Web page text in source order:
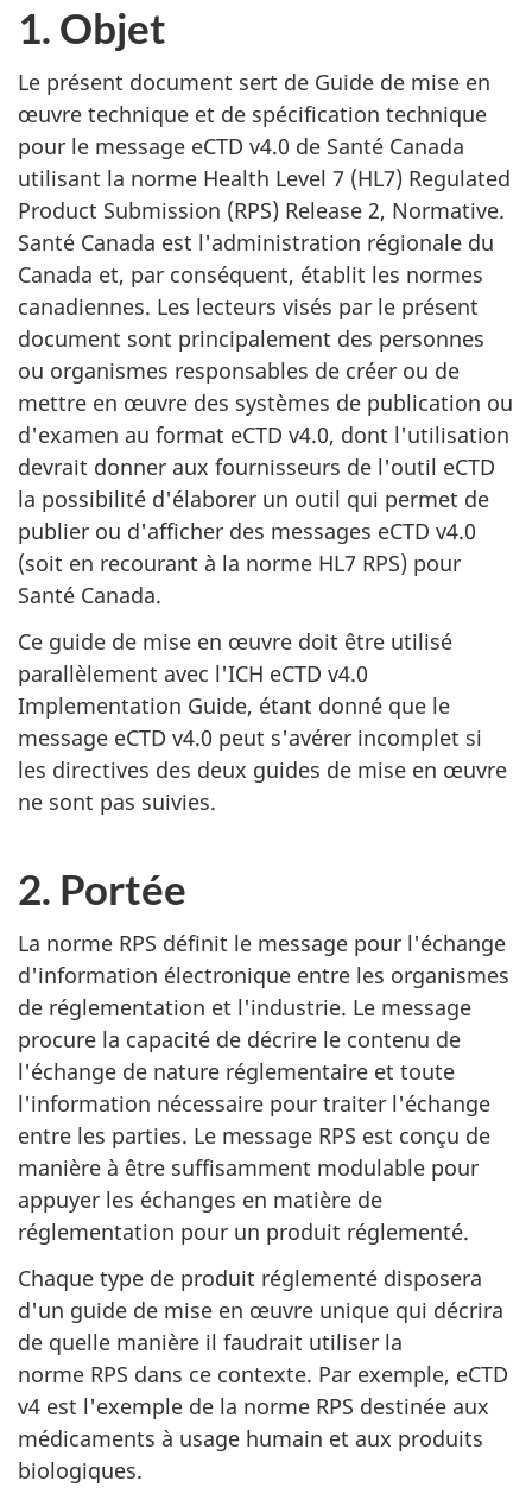
1. Objet
Le présent document sert de Guide de mise en
œuvre technique et de spécification technique
pour le message eCTD v4.0 de Santé Canada
utilisant la norme Health Level 7 (HL7) Regulated
Product Submission (RPS) Release 2, Normative.
Santé Canada est l'administration régionale du
Canada et, par conséquent, établit les normes
canadiennes. Les lecteurs visés par le présent
document sont principalement des personnes
ou organismes responsables de créer ou de
mettre en œuvre des systèmes de publication ou
d'examen au format eCTD v4.0, dont l'utilisation
devrait donner aux fournisseurs de l'outil eCTD
la possibilité d'élaborer un outil qui permet de
publier ou d'afficher des messages eCTD v4.0
(soit en recourant à la norme HL7 RPS) pour
Santé Canada.
Ce guide de mise en œuvre doit être utilisé
parallèlement avec l'ICH eCTD v4.0
Implementation Guide, étant donné que le
message eCTD v4.0 peut s'avérer incomplet si
les directives des deux guides de mise en œuvre
ne sont pas suivies.
2. Portée
La norme RPS définit le message pour l'échange
d'information électronique entre les organismes
de réglementation et l'industrie. Le message
procure la capacité de décrire le contenu de
l'échange de nature réglementaire et toute
l'information nécessaire pour traiter l'échange
entre les parties. Le message RPS est conçu de
manière à être suffisamment modulable pour
appuyer les échanges en matière de
réglementation pour un produit réglementé.
Chaque type de produit réglementé disposera
d'un guide de mise en œuvre unique qui décrira
de quelle manière il faudrait utiliser la
norme RPS dans ce contexte. Par exemple, eCTD
v4 est l'exemple de la norme RPS destinée aux
médicaments à usage humain et aux produits
biologiques.